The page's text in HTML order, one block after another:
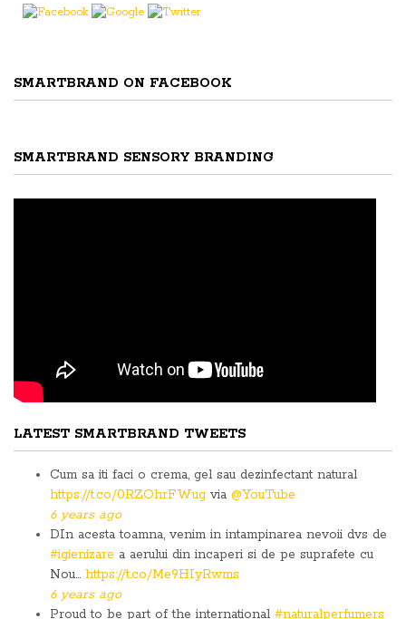
SMARTBRAND ON FACEBOOK
SMARTBRAND SENSORY BRANDING
LATEST SMARTBRAND TWEETS
Cum sa iti faci o crema, gel sau dezinfectant natural
https://t.co/0RZOhrFWug via @YouTube
6 years ago
DIn acesta toamna, venim in intampinarea nevoii dvs de
#igienizare a aerului din incaperi si de pe suprafete cu
Nou… https://t.co/Me9HIyRwms
6 years ago
Proud to be part of the international #naturalperfumers